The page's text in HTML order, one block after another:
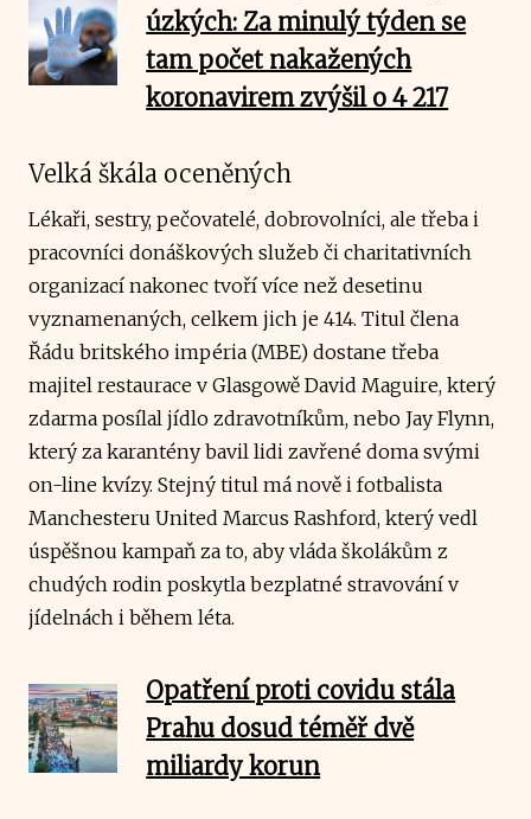
úzkých: Za minulý týden se
tam počet nakažených
koronavirem zvýšil o 4 217
Velká škála oceněných
Lékaři, sestry, pečovatelé, dobrovolníci, ale třeba i
pracovníci donáškových služeb či charitativních
organizací nakonec tvoří více než desetinu
vyznamenaných, celkem jich je 414. Titul člena
Řádu britského impéria (MBE) dostane třeba
majitel restaurace v Glasgowě David Maguire, který
zdarma posílal jídlo zdravotníkům, nebo Jay Flynn,
který za karantény bavil lidi zavřené doma svými
on-line kvízy. Stejný titul má nově i fotbalista
Manchesteru United Marcus Rashford, který vedl
úspěšnou kampaň za to, aby vláda školákům z
chudých rodin poskytla bezplatné stravování v
jídelnách i během léta.
Opatření proti covidu stála
Prahu dosud téměř dvě
miliardy korun